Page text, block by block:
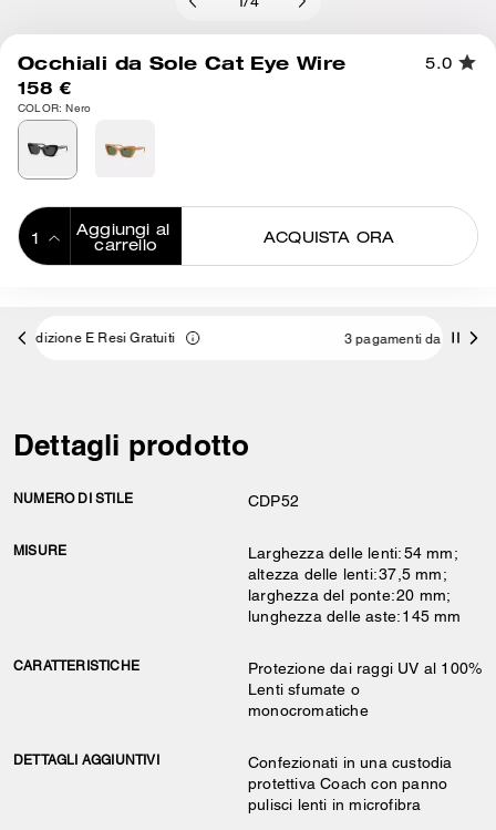
/4
Occhiali da Sole Cat Eye Wire 5.0
158 €
COLOR: Nero
Aggiungi al
carrello
ACQUISTA ORA
3 pagamenti da 52,66 € a interessi 0% con
Dettagli prodotto
NUMERO DI STILE CDP52
MISURE
Larghezza delle lenti: 54 mm;
altezza delle lenti: 37,5 mm;
larghezza del ponte: 20 mm;
lunghezza delle aste: 145 mm
CARATTERISTICHE
Protezione dai raggi UV al 100%
Lenti sfumate o
monocromatiche
DETTAGLI AGGIUNTIVI
Confezionati in una custodia
protettiva Coach con panno
pulisci lenti in microfibra